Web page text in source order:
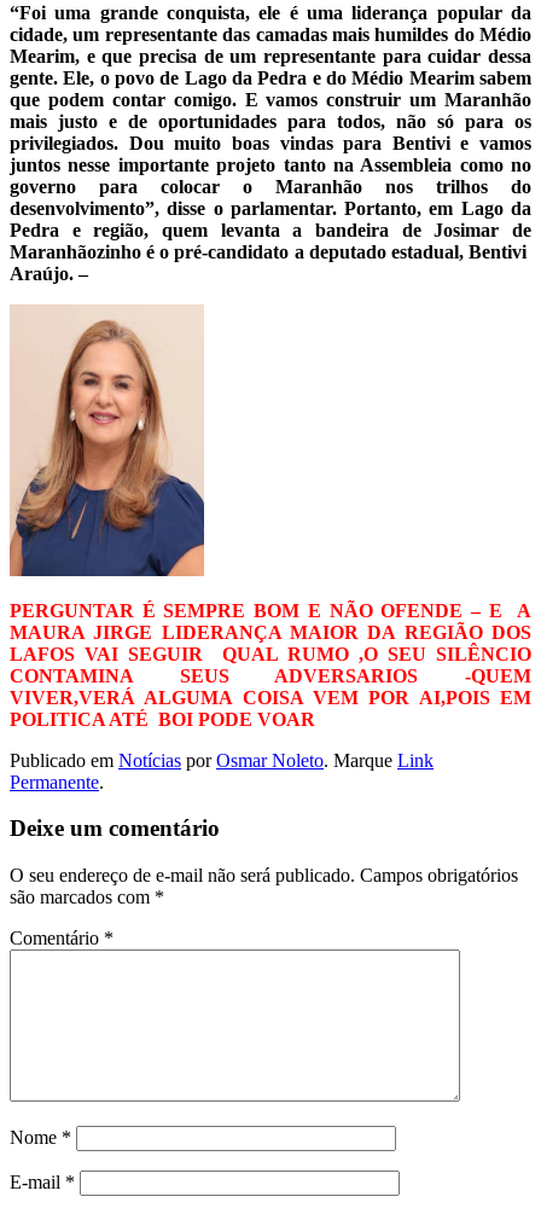
“Foi uma grande conquista, ele é uma liderança popular da
cidade, um representante das camadas mais humildes do Médio
Mearim, e que precisa de um representante para cuidar dessa
gente. Ele, o povo de Lago da Pedra e do Médio Mearim sabem
que podem contar comigo. E vamos construir um Maranhão
mais justo e de oportunidades para todos, não só para os
privilegiados. Dou muito boas vindas para Bentivi e vamos
juntos nesse importante projeto tanto na Assembleia como no
governo para colocar o Maranhão nos trilhos do
desenvolvimento”, disse o parlamentar. Portanto, em Lago da
Pedra e região, quem levanta a bandeira de Josimar de
Maranhãozinho é o pré-candidato a deputado estadual, Bentivi
Araújo. –
PERGUNTAR É SEMPRE BOM E NÃO OFENDE – E A
MAURA JIRGE LIDERANÇA MAIOR DA REGIÃO DOS
LAFOS VAI SEGUIR QUAL RUMO ,O SEU SILÊNCIO
CONTAMINA SEUS ADVERSARIOS -QUEM
VIVER,VERÁ ALGUMA COISA VEM POR AI,POIS EM
POLITICA ATÉ BOI PODE VOAR
Publicado em Notícias porOsmar Noleto. Marque Link
Permanente.
Deixe um comentário
O seu endereço de e-mail não será publicado. Campos obrigatórios
são marcados com *
Comentário *
Nome *
E-mail *